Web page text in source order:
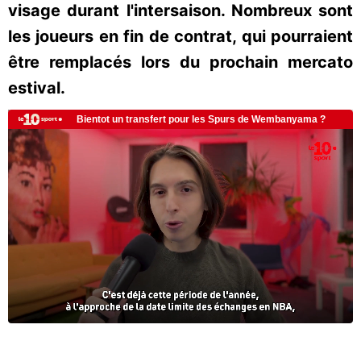
visage durant l'intersaison. Nombreux sont
les joueurs en fin de contrat, qui pourraient
être remplacés lors du prochain mercato
estival.